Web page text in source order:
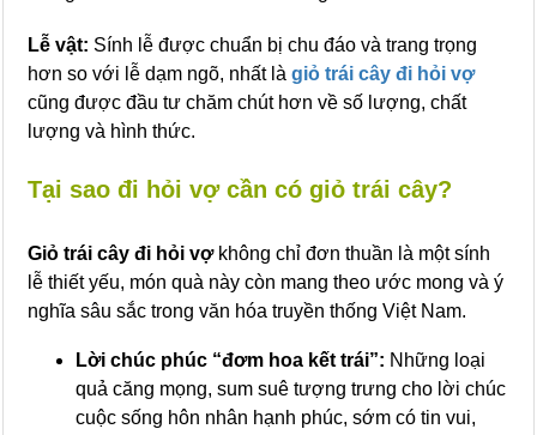
Lễ vật: Sính lễ được chuẩn bị chu đáo và trang trọng
hơn so với lễ dạm ngõ, nhất là giỏ trái cây đi hỏi vợ
cũng được đầu tư chăm chút hơn về số lượng, chất
lượng và hình thức.
Tại sao đi hỏi vợ cần có giỏ trái cây?
Giỏ trái cây đi hỏi vợkhông chỉ đơn thuần là một sính
lễ thiết yếu, món quà này còn mang theo ước mong và ý
nghĩa sâu sắc trong văn hóa truyền thống Việt Nam.
Lời chúc phúc “đơm hoa kết trái”: Những loại
quả căng mọng, sum suê tượng trưng cho lời chúc
cuộc sống hôn nhân hạnh phúc, sớm có tin vui,